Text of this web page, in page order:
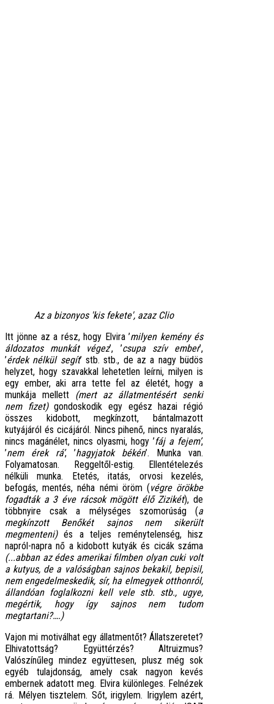
Az a bizonyos 'kis fekete', azaz Clio
Itt jönne az a rész, hogy Elvira ’milyen kemény és
áldozatos munkát végez’, ’csupa szív ember’,
’érdek nélkül segít’ stb. stb., de az a nagy büdös
helyzet, hogy szavakkal lehetetlen leírni, milyen is
egy ember, aki arra tette fel az életét, hogy a
munkája mellett (mert az állatmentésért senki
nem fizet)gondoskodik egy egész hazai régió
összes kidobott, megkínzott, bántalmazott
kutyájáról és cicájáról. Nincs pihenő, nincs nyaralás,
nincs magánélet, nincs olyasmi, hogy ’fáj a fejem’,
’nem érek rá’, ’hagyjatok békén’. Munka van.
Folyamatosan. Reggeltől-estig. Ellentételezés
nélküli munka. Etetés, itatás, orvosi kezelés,
befogás, mentés, néha némi öröm (végre örökbe
fogadták a 3 éve rácsok mögött élő Zizikét), de
többnyire csak a mélységes szomorúság (a
megkínzott Benőkét sajnos nem sikerült
megmenteni)és a teljes reménytelenség, hisz
napról-napra nő a kidobott kutyák és cicák száma
(...abban az édes amerikai filmben olyan cuki volt
a kutyus, de a valóságban sajnos bekakil, bepisil,
nem engedelmeskedik, sír, ha elmegyek otthonról,
állandóan foglalkozni kell vele stb. stb., ugye,
megértik, hogy így sajnos nem tudom
megtartani?….)
Vajon mi motiválhat egy állatmentőt? Állatszeretet?
Elhivatottság? Együttérzés? Altruizmus?
Valószínűleg mindez együttesen, plusz még sok
egyéb tulajdonság, amely csak nagyon kevés
embernek adatott meg. Elvira különleges. Felnézek
rá. Mélyen tisztelem. Sőt, irigylem. Irigylem azért,